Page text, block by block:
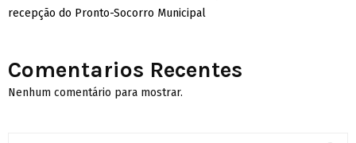
recepção do Pronto-Socorro Municipal
Comentarios Recentes
Nenhum comentário para mostrar.